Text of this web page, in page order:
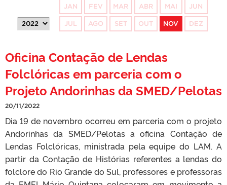
JAN FEV MAR ABR MAI JUN
JUL AGO SET OUT NOV DEZ
Oficina Contação de Lendas
Folclóricas em parceria com o
Projeto Andorinhas da SMED/Pelotas
20/11/2022
Dia 19 de novembro ocorreu em parceria com o projeto
Andorinhas da SMED/Pelotas a oficina Contação de
Lendas Folclóricas, ministrada pela equipe do LAM. A
partir da Contação de Histórias referentes a lendas do
folclore do Rio Grande do Sul, professores e professoras